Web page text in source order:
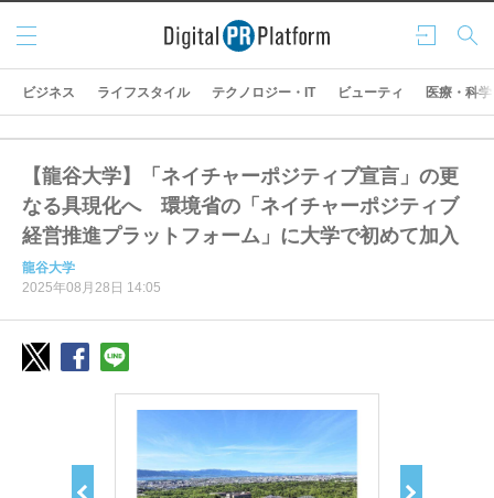
ログ
イン
検索
メニ
ュー
ビジネス ライフスタイル テクノロジー・IT ビューティ 医療・科学
【龍谷大学】「ネイチャーポジティブ宣言」の更
なる具現化へ 環境省の「ネイチャーポジティブ
経営推進プラットフォーム」に大学で初めて加入
龍谷大学
2025年08月28日 14:05